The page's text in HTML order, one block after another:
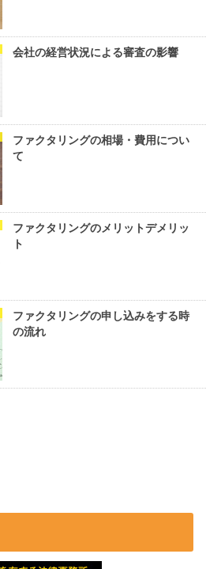
会社の経営状況による審査の影響
ファクタリングの相場・費用につい
て
ファクタリングのメリットデメリッ
ト
ファクタリングの申し込みをする時
の流れ